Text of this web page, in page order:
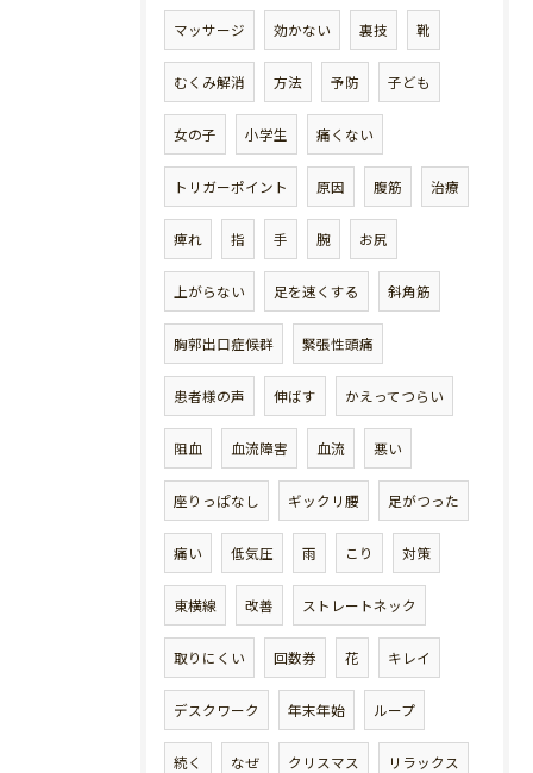
マッサージ 効かない 裏技 靴
むくみ解消 方法 予防 子ども
女の子 小学生 痛くない
トリガーポイント 原因 腹筋 治療
痺れ 指 手 腕 お尻
上がらない 足を速くする 斜角筋
胸郭出口症候群 緊張性頭痛
患者様の声 伸ばす かえってつらい
阻血 血流障害 血流 悪い
座りっぱなし ギックリ腰 足がつった
痛い 低気圧 雨 こり 対策
東横線 改善 ストレートネック
取りにくい 回数券 花 キレイ
デスクワーク 年末年始 ループ
続く なぜ クリスマス リラックス